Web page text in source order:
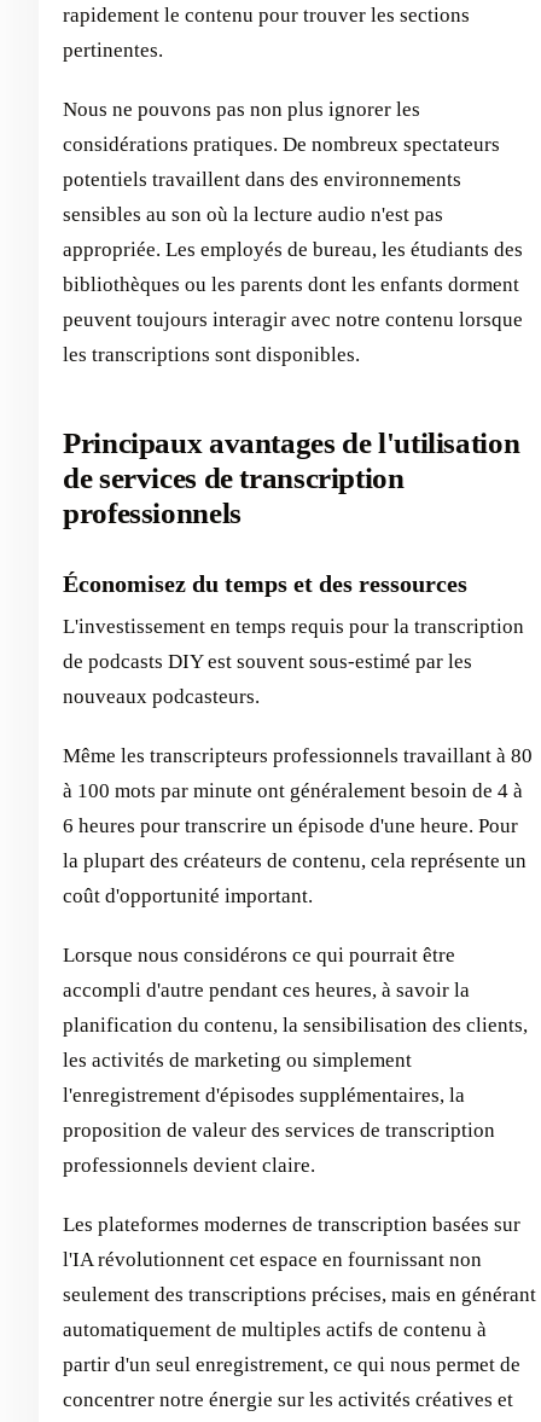
rapidement le contenu pour trouver les sections
pertinentes.
Nous ne pouvons pas non plus ignorer les
considérations pratiques. De nombreux spectateurs
potentiels travaillent dans des environnements
sensibles au son où la lecture audio n'est pas
appropriée. Les employés de bureau, les étudiants des
bibliothèques ou les parents dont les enfants dorment
peuvent toujours interagir avec notre contenu lorsque
les transcriptions sont disponibles.
Principaux avantages de l'utilisation
de services de transcription
professionnels
Économisez du temps et des ressources
L'investissement en temps requis pour la transcription
de podcasts DIY est souvent sous-estimé par les
nouveaux podcasteurs.
Même les transcripteurs professionnels travaillant à 80
à 100 mots par minute ont généralement besoin de 4 à
6 heures pour transcrire un épisode d'une heure. Pour
la plupart des créateurs de contenu, cela représente un
coût d'opportunité important.
Lorsque nous considérons ce qui pourrait être
accompli d'autre pendant ces heures, à savoir la
planification du contenu, la sensibilisation des clients,
les activités de marketing ou simplement
l'enregistrement d'épisodes supplémentaires, la
proposition de valeur des services de transcription
professionnels devient claire.
Les plateformes modernes de transcription basées sur
l'IA révolutionnent cet espace en fournissant non
seulement des transcriptions précises, mais en générant
automatiquement de multiples actifs de contenu à
partir d'un seul enregistrement, ce qui nous permet de
concentrer notre énergie sur les activités créatives et